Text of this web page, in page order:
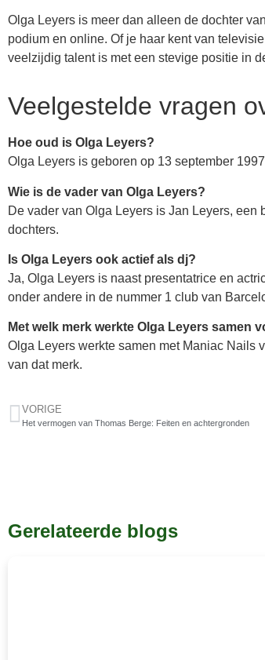
Olga Leyers is meer dan alleen de dochter
podium en online. Of je haar kent van
veelzijdig talent is met een stevige positie in
Veelgestelde vragen
Hoe oud is Olga Leyers?
Olga Leyers is geboren op 13 september
Wie is de vader van Olga Leyers?
De vader van Olga Leyers is Jan Leyers,
dochters.
Is Olga Leyers ook actief als dj?
Ja, Olga Leyers is naast presentatrice en
onder andere in de nummer 1 club van
Met welk merk werkte Olga Leyers samen
Olga Leyers werkte samen met Maniac Nails
van dat merk.
VORIGE
Het vermogen van Thomas Berge: Feiten en achtergronden
Gerelateerde blogs